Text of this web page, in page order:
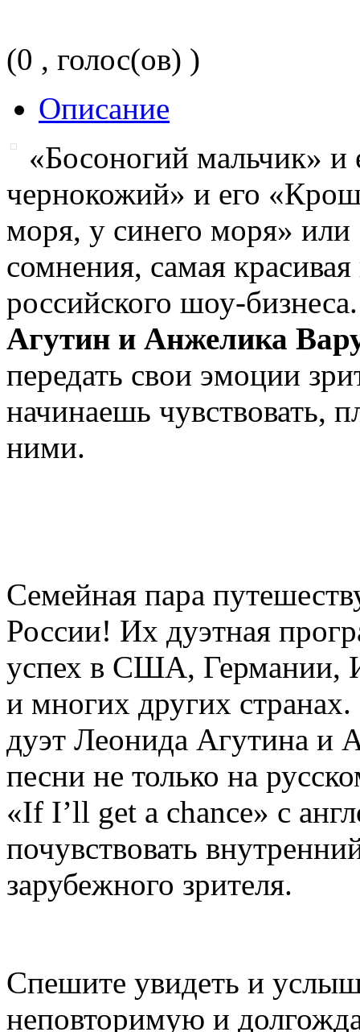
(0 , голос(ов) )
Описание
«Босоногий мальчик» и
чернокожий» и его
моря, у синего моря» или
сомнения, самая
российского шоу-
Агутин и Анжелика
передать свои эмоции
начинаешь чувствовать,
ними.
Семейная пара
России! Их дуэтная
успех в США, Германии,
и многих других
дуэт Леонида Агутина и
песни не только на
«If I’ll get a chance» с
почувствовать
зарубежного зрителя.
Спешите увидеть и
неповторимую и